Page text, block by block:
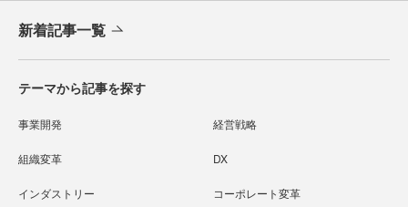
新着記事一覧
テーマから記事を探す
事業開発 経営戦略
組織変革 DX
インダストリー コーポレート変革